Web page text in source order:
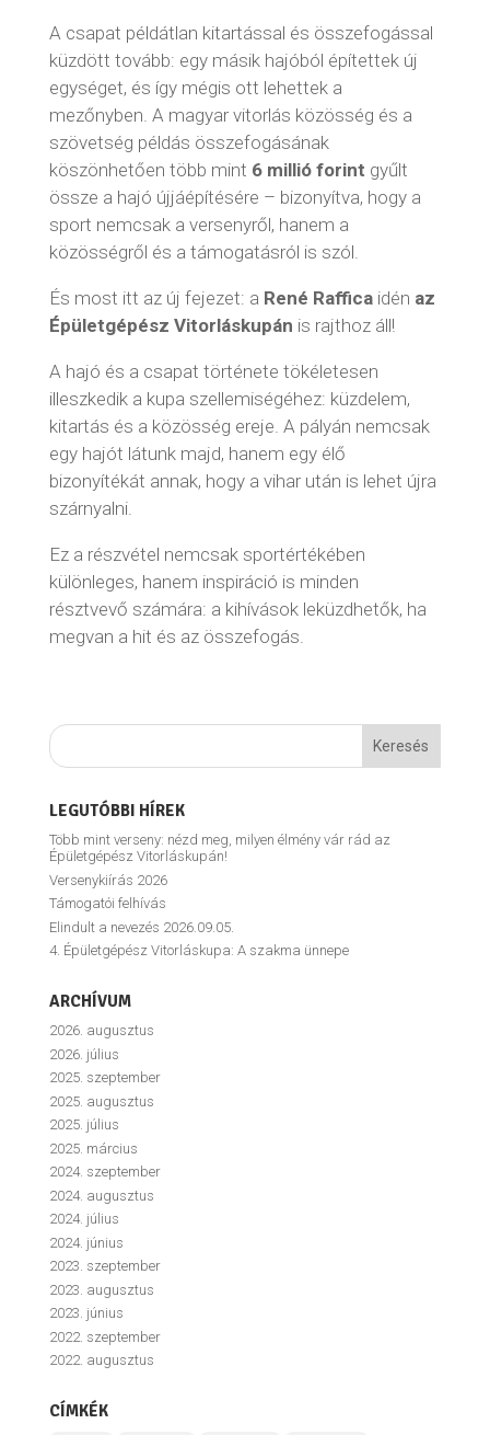
A csapat példátlan kitartással és összefogással
küzdött tovább: egy másik hajóból építettek új
egységet, és így mégis ott lehettek a
mezőnyben. A magyar vitorlás közösség és a
szövetség példás összefogásának
köszönhetően több mint 6 millió forint gyűlt
össze a hajó újjáépítésére – bizonyítva, hogy a
sport nemcsak a versenyről, hanem a
közösségről és a támogatásról is szól.
És most itt az új fejezet: a René Rafficaidén az
Épületgépész Vitorláskupán is rajthoz áll!
A hajó és a csapat története tökéletesen
illeszkedik a kupa szellemiségéhez: küzdelem,
kitartás és a közösség ereje. A pályán nemcsak
egy hajót látunk majd, hanem egy élő
bizonyítékát annak, hogy a vihar után is lehet újra
szárnyalni.
Ez a részvétel nemcsak sportértékében
különleges, hanem inspiráció is minden
résztvevő számára: a kihívások leküzdhetők, ha
megvan a hit és az összefogás.
LEGUTÓBBI HÍREK
Több mint verseny: nézd meg, milyen élmény vár rád az
Épületgépész Vitorláskupán!
Versenykiírás 2026
Támogatói felhívás
Elindult a nevezés 2026.09.05.
4. Épületgépész Vitorláskupa: A szakma ünnepe
ARCHÍVUM
2026. augusztus
2026. július
2025. szeptember
2025. augusztus
2025. július
2025. március
2024. szeptember
2024. augusztus
2024. július
2024. június
2023. szeptember
2023. augusztus
2023. június
2022. szeptember
2022. augusztus
CÍMKÉK